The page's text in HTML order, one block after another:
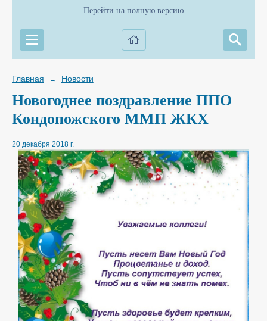
Перейти на полную версию
Главная → Новости
Новогоднее поздравление ППО
Кондопожского ММП ЖКХ
20 декабря 2018 г.